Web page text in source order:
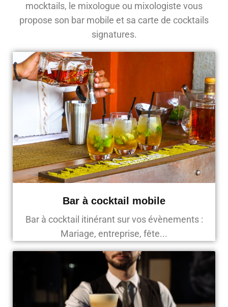
mocktails, le mixologue ou mixologiste vous
propose son bar mobile et sa carte de cocktails
signatures.
Bar à cocktail mobile
Bar à cocktail itinérant sur vos évènements :
Mariage, entreprise, fête...